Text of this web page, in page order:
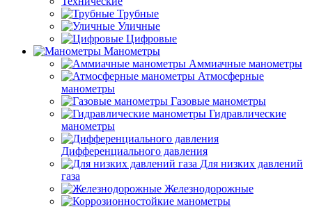
Трубные
Уличные
Цифровые
Манометры
Аммиачные манометры
Атмосферные
манометры
Газовые манометры
Гидравлические
манометры
Дифференциального давления
Для низких давлений
газа
Железнодорожные